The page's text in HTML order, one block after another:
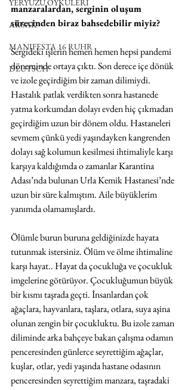
YERYÜZÜ ÖYKÜLERİ
AKSAK
MANIFESTA 16 RUHR
DEUTSCH
manzaralardan, serginin oluşum
sürecinden biraz bahsedebilir miyiz?
Sergideki işlerin hemen hemen hepsi pandemi
döneminde ortaya çıktı. Son derece içe dönük
ve izole geçirdiğim bir zaman dilimiydi.
Hastalık patlak verdikten sonra hastanede
yatma korkumdan dolayı evden hiç çıkmadan
geçirdiğim uzun bir dönem oldu. Hastaneleri
sevmem çünkü yedi yaşındayken kangrenden
dolayı sağ kolumun kesilmesi ihtimaliyle karşı
karşıya kaldığımda o zamanlar Karantina
Adası’nda bulunan Urla Kemik Hastanesi’nde
uzun bir süre kalmıştım. Aile büyüklerim
yanımda olamamışlardı.
Ölümle burun buruna geldiğinizde hayata
tutunmak istersiniz. Ölüm ve ölme ihtimaline
karşı hayat.. Hayat da çocukluğa ve çocukluk
imgelerine götürüyor. Çocukluğumun büyük
bir kısmı taşrada geçti. İnsanlardan çok
ağaçlara, hayvanlara, taşlara, otlara, suya aşina
olunan zengin bir çocukluktu. Bu izole zaman
diliminde arka bahçeye bakan çalışma odamın
penceresinden günlerce seyrettiğim ağaçlar,
kuşlar, otlar, yedi yaşında hastane odasının
penceresinden seyrettiğim manzara, taşradaki